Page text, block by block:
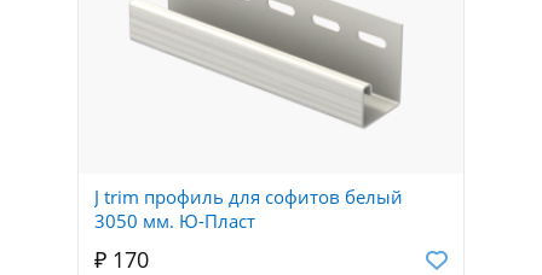
J trim профиль для софитов белый
3050 мм. Ю-Пласт
₽ 170